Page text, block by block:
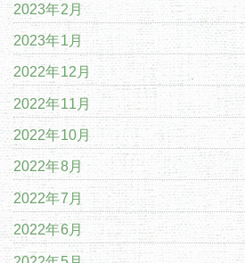
2023年2月
2023年1月
2022年12月
2022年11月
2022年10月
2022年8月
2022年7月
2022年6月